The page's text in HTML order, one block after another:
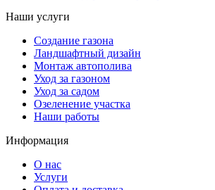
Наши услуги
Создание газона
Ландшафтный дизайн
Монтаж автополива
Уход за газоном
Уход за садом
Озеленение участка
Наши работы
Информация
О нас
Услуги